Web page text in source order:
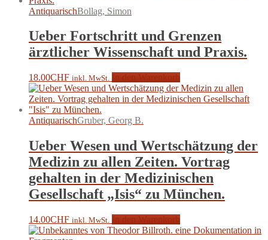
AntiquarischBollag, Simon
Ueber Fortschritt und Grenzen
ärztlicher Wissenschaft und Praxis.
18.00CHF inkl. MwSt.
AntiquarischGruber, Georg B.
Ueber Wesen und Wertschätzung der
Medizin zu allen Zeiten. Vortrag
gehalten in der Medizinischen
Gesellschaft „Isis“ zu München.
14.00CHF inkl. MwSt.